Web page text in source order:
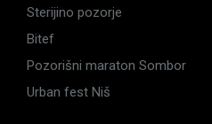
Sterijino pozorje
Bitef
Pozorišni maraton Sombor
Urban fest Niš